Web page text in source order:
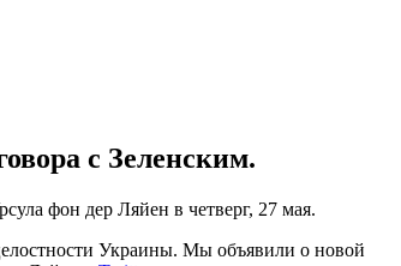
с Зеленским.
фон дер Ляйен в четверг, 27 мая.
Украины. Мы объявили о новой